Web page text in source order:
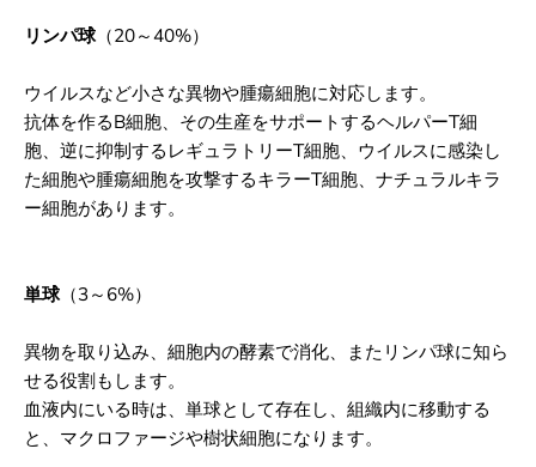
リンパ球（20～40%）
ウイルスなど小さな異物や腫瘍細胞に対応します。
抗体を作るB細胞、 その生産をサポートするヘルパーT細
胞、 逆に抑制するレギュラトリーT細胞、 ウイルスに感染し
た細胞や腫瘍細胞を攻撃するキラーT細胞、ナチュラルキラ
ー細胞があります。
単球（3～6%）
異物を取り込み、細胞内の酵素で消化、
またリンパ球に知ら
せる役割もします。
血液内にいる時は、単球として存在し、 組織内に移動する
と、マクロファージや樹状細胞になります。